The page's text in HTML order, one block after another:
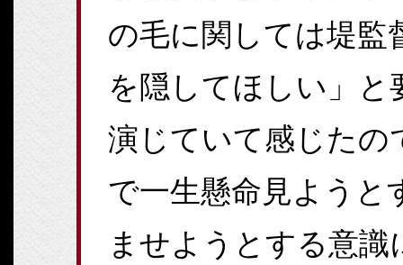
の毛に関しては堤監
を隠してほしい」
演じていて感じたの
で一生懸命見ようと
ませようとする意